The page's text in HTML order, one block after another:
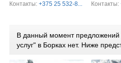
Контакты: +375 25 532-8...
Контакты:
В данный момент
услуг" в Борках нет. Ниже